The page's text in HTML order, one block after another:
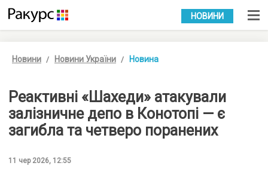
УКР РУС
НОВИНИ
Новини Новини України Новина
Реактивні «Шахеди» атакували
залізничне депо в Конотопі — є
загибла та четверо поранених
11 чер 2026, 12:55